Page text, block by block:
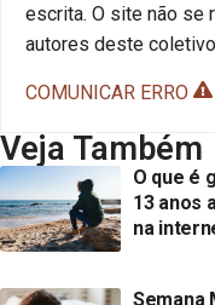
escrita. O site não se
autores deste
COMUNICAR ERRO
Veja Também
O que é
13 anos
na
Semana